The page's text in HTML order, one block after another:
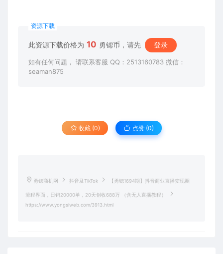
资源下载
此资源下载价格为 10 勇锶币，请先 登录
如有任何问题， 请联系客服 QQ：2513160783 微信：
seaman875
收藏 (0) 点赞 (0)
勇锶商机网 抖音及TikTok 【勇锶1694期】抖音商业直播变现圈
流程界面，日销20000单，20天创收688万 （含无人直播教程）
https://www.yongsiweb.com/3913.html